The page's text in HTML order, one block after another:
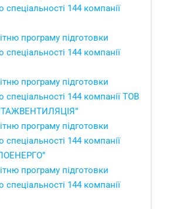
спеціальності 144 компанії
програму підготовки
спеціальності 144 компанії
програму підготовки
спеціальності 144 компанії ТОВ
програму підготовки
спеціальності 144 компанії
програму підготовки
спеціальності 144 компанії